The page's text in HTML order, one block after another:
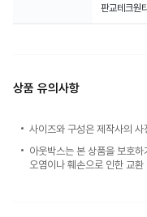
판교테크원
상품 유의사항
사이즈와 구성은 제작사의
아웃박스는 본 상품을 보호
오염이나 훼손으로 인한 교